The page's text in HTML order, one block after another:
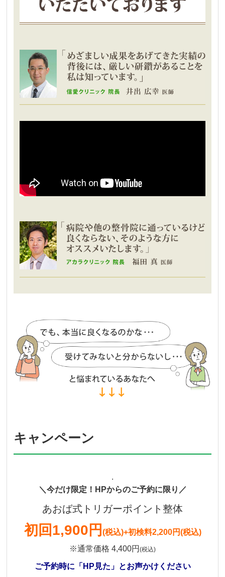
キャンペーン
.
＼今だけ限定！HPからのご予約に限り／
あおば式トリガーポイント整体
初回1,900円 (税込)+初検料2,200円(税込)
※通常価格 4,400円 (税込)
ご予約時に「HP見た」とお声かけください